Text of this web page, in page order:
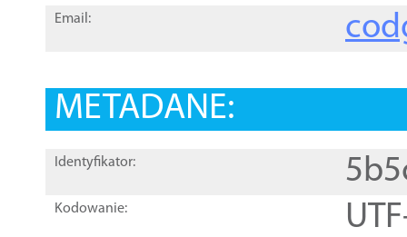
Email:
METADANE:
Identyfikator:
Kodowanie: